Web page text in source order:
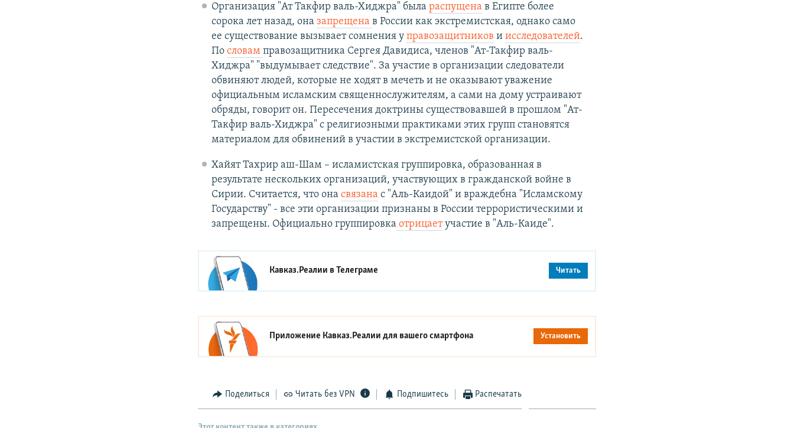
Организация "Ат Такфир валь-Хиджра" была распущена в Египте более
сорока лет назад, она запрещена в России как экстремистская, однако само
ее существование вызывает сомнения у правозащитников и исследователей.
По словам правозащитника Сергея Давидиса, членов "Ат-Такфир валь-
Хиджра" "выдумывает следствие". За участие в организации следователи
обвиняют людей, которые не ходят в мечеть и не оказывают уважение
официальным исламским священнослужителям, а сами на дому устраивают
обряды, говорит он. Пересечения доктрины существовавшей в прошлом "Ат-
Такфир валь-Хиджра" с религиозными практиками этих групп становятся
материалом для обвинений в участии в экстремистской организации.
Хайят Тахрир аш-Шам – исламистская группировка, образованная в
результате нескольких организаций, участвующих в гражданской войне в
Сирии. Считается, что она связана с "Аль-Каидой" и враждебна "Исламскому
Государству" - все эти организации признаны в России террористическими и
запрещены. Официально группировка отрицаетучастие в "Аль-Каиде".
Кавказ.Реалии вТелеграме Читать
Приложение Кавказ.Реалии для вашего смартфона Установить
Поделиться Читать без VPN Подпишитесь Распечатать